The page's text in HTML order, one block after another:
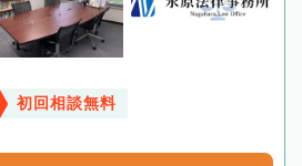
初回相談無料